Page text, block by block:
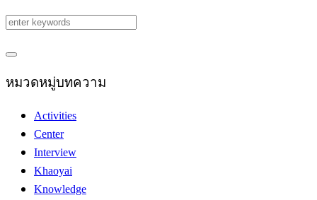
หมวดหมู่บทความ
Activities
Center
Interview
Khaoyai
Knowledge